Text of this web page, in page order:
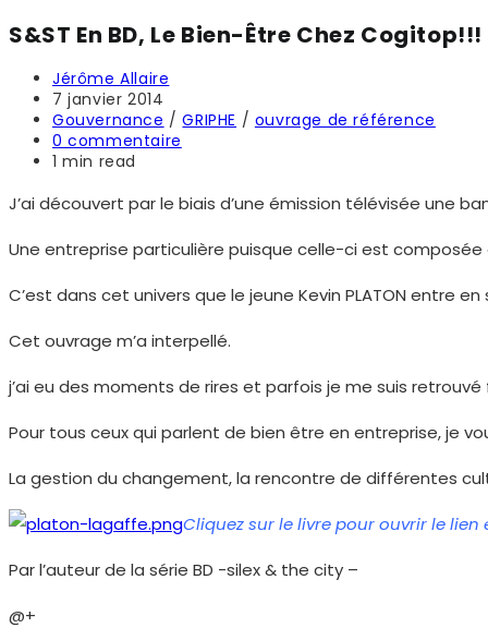
S&ST En BD, Le Bien-Être Chez Cogitop!!!
Auteur/autrice
de
la
publication :
Jérôme Allaire
Publication
publiée :
7 janvier 2014
Post
category:
Gouvernance / GRIPHE / ouvrage de référence
Commentaires
de
publication :
0 commentaire
Temps
lecture :
1 min read
J’ai découvert par le biais d’une émission télévisée une
Une entreprise particulière puisque celle-ci est
C’est dans cet univers que le jeune Kevin PLATON entre
Cet ouvrage m’a interpellé.
j’ai eu des moments de rires et parfois je me suis
Pour tous ceux qui parlent de bien être en entreprise, je
La gestion du changement, la rencontre de différentes
Cliquez sur le livre pour ouvrir le
Par l’auteur de la série BD -silex & the city –
@+